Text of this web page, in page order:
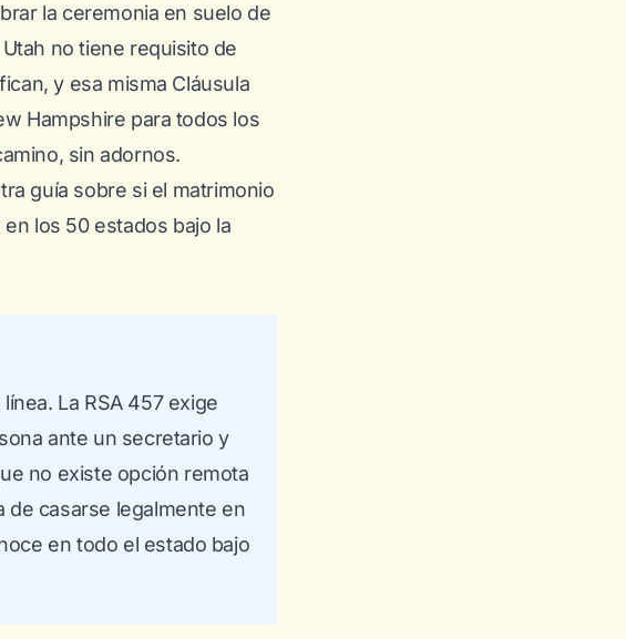
la ceremonia en suelo de
no tiene requisito de
y esa misma Cláusula
Hampshire para todos los
sin adornos.
guía sobre si el matrimonio
los 50 estados bajo la
La RSA 457 exige
ante un secretario y
no existe opción remota
de casarse legalmente en
en todo el estado bajo